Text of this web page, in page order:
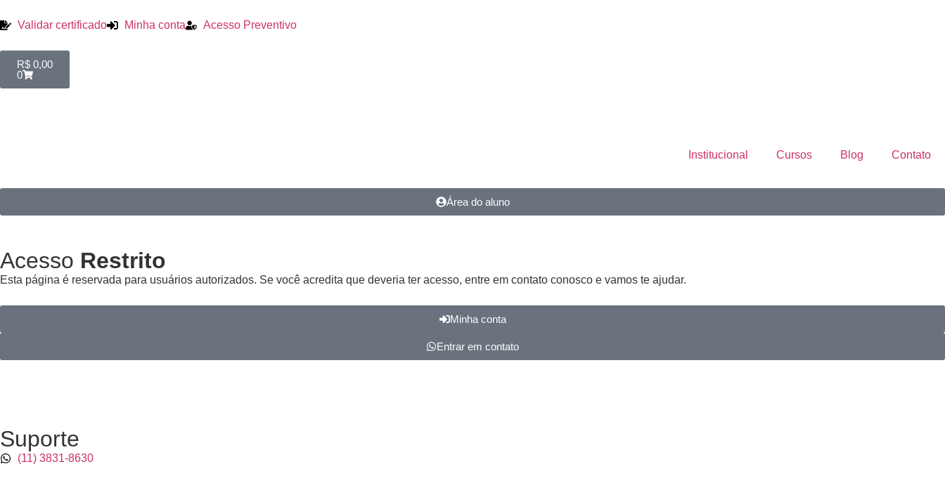
Validar certificado Minha conta Acesso Preventivo
R$ 0,00
0
Institucional Cursos Blog Contato
Área do aluno
Acesso Restrito
Esta página é reservada para usuários autorizados. Se você acredita que deveria ter acesso, entre em contato conosco e vamos te ajudar.
Minha conta
Entrar em contato
Suporte
(11) 3831-8630